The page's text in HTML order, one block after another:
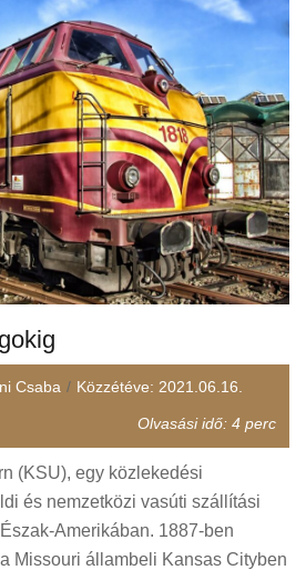
Csaba Közzétéve: 2021.06.16.
Olvasási idő: 4 perc
(KSU), egy közlekedési
és nemzetközi vasúti szállítási
Amerikában. 1887-ben
Missouri állambeli Kansas Cityben